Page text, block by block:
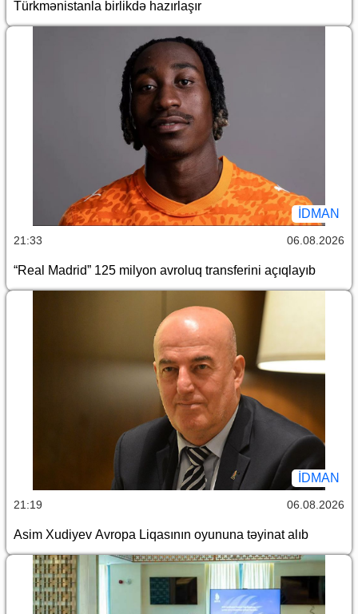
Türkmənistanla birlikdə hazırlaşır
İDMAN
21:33 06.08.2026
“Real Madrid” 125 milyon avroluq transferini açıqlayıb
İDMAN
21:19 06.08.2026
Asim Xudiyev Avropa Liqasının oyununa təyinat alıb